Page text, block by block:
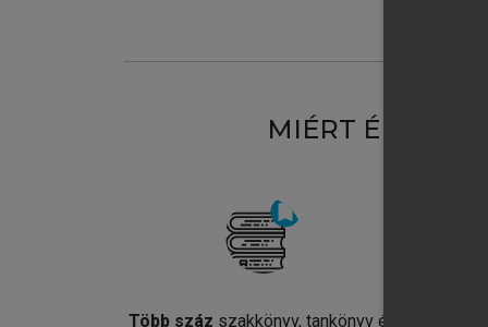
MIÉRT
Több száz szakkönyv, tankönyv és